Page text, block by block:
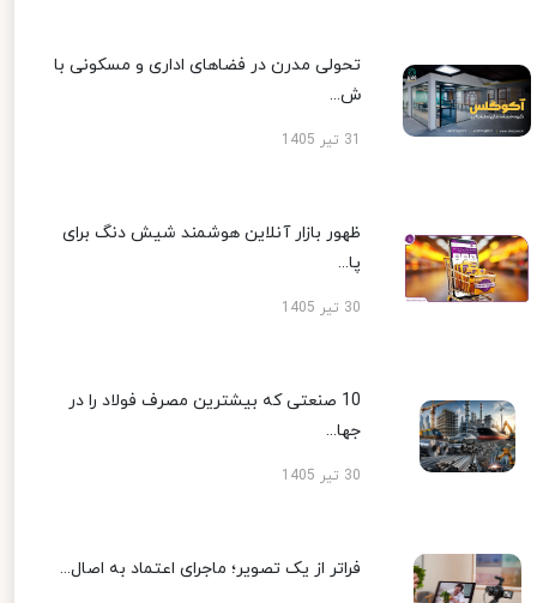
تحولی مدرن در فضاهای اداری و مسکونی با
ش...
ظهور بازار آنلاین هوشمند شیش دنگ برای
پا...
30 تیر 1405
10 صنعتی که بیشترین مصرف فولاد را در
جها...
30 تیر 1405
فراتر از یک تصویر؛ ماجرای اعتماد به اصال...